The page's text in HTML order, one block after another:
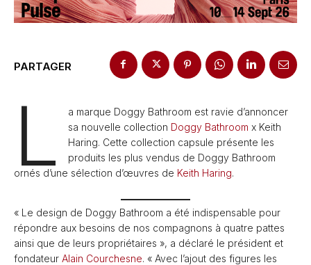
PARTAGER
L
a marque Doggy Bathroom est ravie d’annoncer
sa nouvelle collection Doggy Bathroom x Keith
Haring. Cette collection capsule présente les
produits les plus vendus de Doggy Bathroom
ornés d’une sélection d’œuvres de Keith Haring.
« Le design de Doggy Bathroom a été indispensable pour
répondre aux besoins de nos compagnons à quatre pattes
ainsi que de leurs propriétaires », a déclaré le président et
fondateur Alain Courchesne. « Avec l’ajout des figures les